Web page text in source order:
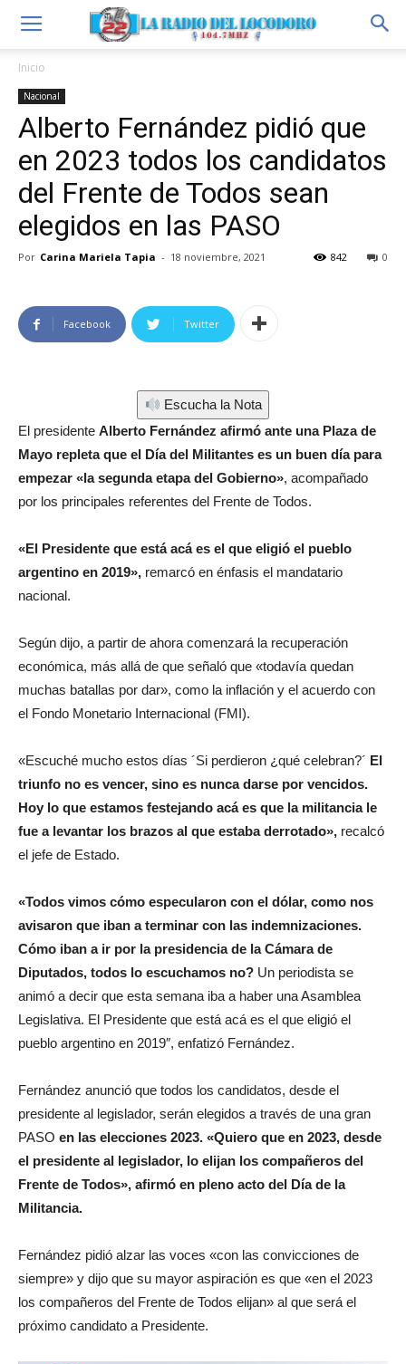
Inicio
Nacional
Alberto Fernández pidió que
en 2023 todos los candidatos
del Frente de Todos sean
elegidos en las PASO
Por Carina Mariela Tapia - 18 noviembre, 2021 0
842
Facebook Twitter
Escucha la Nota
El presidente Alberto Fernández afirmó ante una Plaza de
Mayo repleta que el Día del Militantes es un buen día para
empezar «la segunda etapa del Gobierno», acompañado
por los principales referentes del Frente de Todos.
«El Presidente que está acá es el que eligió el pueblo
argentino en 2019», remarcó en énfasis el mandatario
nacional.
Según dijo, a partir de ahora comenzará la recuperación
económica, más allá de que señaló que «todavía quedan
muchas batallas por dar», como la inflación y el acuerdo con
el Fondo Monetario Internacional (FMI).
«Escuché mucho estos días ´Si perdieron ¿qué celebran?´ El
triunfo no es vencer, sino es nunca darse por vencidos.
Hoy lo que estamos festejando acá es que la militancia le
fue a levantar los brazos al que estaba derrotado», recalcó
el jefe de Estado.
«Todos vimos cómo especularon con el dólar, como nos
avisaron que iban a terminar con las indemnizaciones.
Cómo iban a ir por la presidencia de la Cámara de
Diputados, todos lo escuchamos no? Un periodista se
animó a decir que esta semana iba a haber una Asamblea
Legislativa. El Presidente que está acá es el que eligió el
pueblo argentino en 2019″, enfatizó Fernández.
Fernández anunció que todos los candidatos, desde el
presidente al legislador, serán elegidos a través de una gran
PASO en las elecciones 2023. «Quiero que en 2023, desde
el presidente al legislador, lo elijan los compañeros del
Frente de Todos», afirmó en pleno acto del Día de la
Militancia.
Fernández pidió alzar las voces «con las convicciones de
siempre» y dijo que su mayor aspiración es que «en el 2023
los compañeros del Frente de Todos elijan» al que será el
próximo candidato a Presidente.